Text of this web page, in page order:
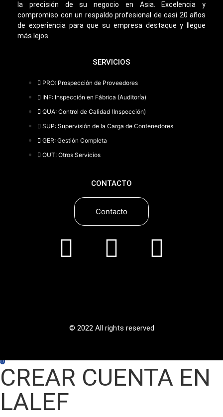
la precisión de su negocio en Asia. Excelencia y
compromiso con un respaldo profesional de casi 20 años
de experiencia para que su empresa destaque y llegue
más lejos.
SERVICIOS
PRO: Prospección de Proveedores
INF: Inspección en Fábrica (Auditoría)
QUA: Control de Calidad (Inspección)
SUP: Supervisión de la Carga de Contenedores
GER: Gestión Completa
OUT: Otros Servicios
CONTACTO
Contacto
© 2022 All rights reserved
CREAR CUENTA EN
LALEF